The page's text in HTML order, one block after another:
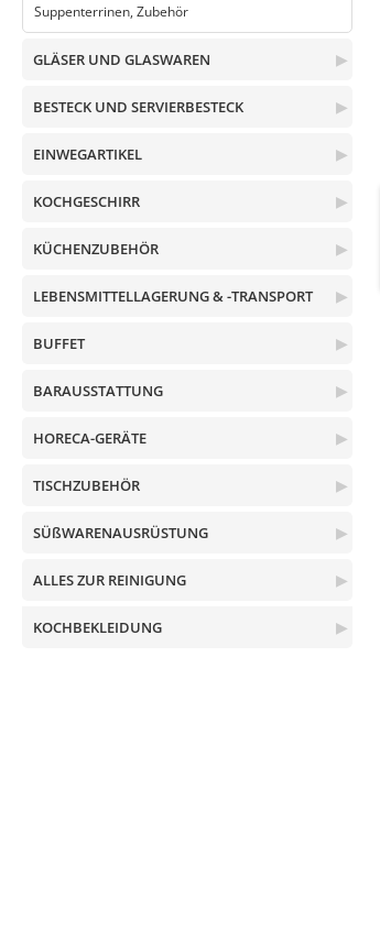
Suppenterrinen, Zubehör
▶
GLÄSER UND GLASWAREN
▶
BESTECK UND SERVIERBESTECK
▶
EINWEGARTIKEL
▶
KOCHGESCHIRR
▶
KÜCHENZUBEHÖR
▶
LEBENSMITTELLAGERUNG & -TRANSPORT
▶
BUFFET
▶
BARAUSSTATTUNG
▶
HORECA-GERÄTE
▶
TISCHZUBEHÖR
▶
SÜßWARENAUSRÜSTUNG
▶
ALLES ZUR REINIGUNG
▶
KOCHBEKLEIDUNG